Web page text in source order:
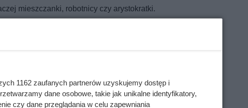
mieszczanki, robotnicy czy arystokratki.
zajście w ciążę i w praktyce kolejne porody
w czasach pańszczyzny?
1162 zaufanych partnerów uzyskujemy dostęp i
dane osobowe, takie jak unikalne identyfikatory,
czy dane przeglądania w celu zapewniania